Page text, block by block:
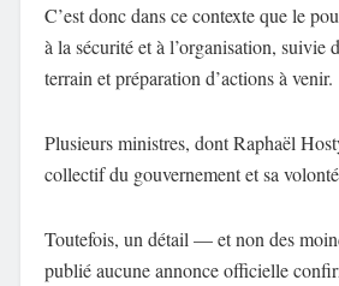
C’est donc dans ce contexte que le
à la sécurité et à l’organisation, suivie
terrain et préparation d’actions à venir.
Plusieurs ministres, dont Raphaël
collectif du gouvernement et sa
Toutefois, un détail — et non des
publié aucune annonce officielle